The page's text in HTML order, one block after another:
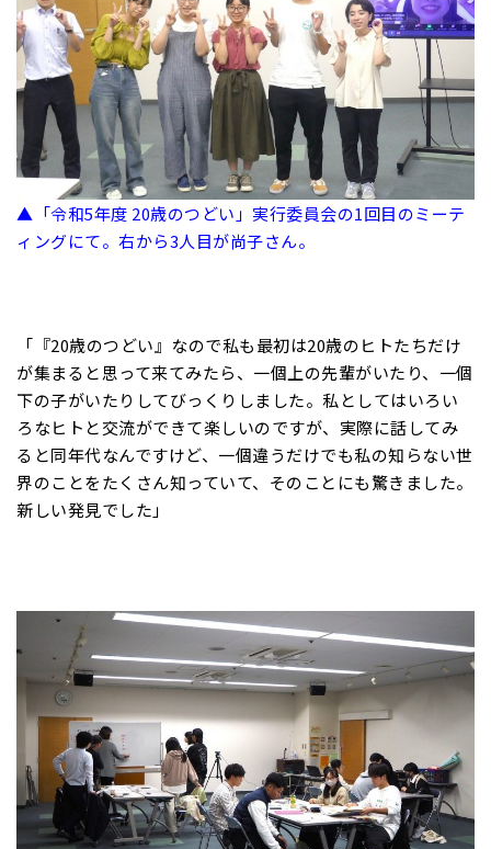
▲「令和5年度 20歳のつどい」実行委員会の1回目のミーテ
ィングにて。右から3人目が尚子さん。
「『20歳のつどい』なので私も最初は20歳のヒトたちだけ
が集まると思って来てみたら、一個上の先輩がいたり、一個
下の子がいたりしてびっくりしました。私としてはいろい
ろなヒトと交流ができて楽しいのですが、実際に話してみ
ると同年代なんですけど、一個違うだけでも私の知らない世
界のことをたくさん知っていて、そのことにも驚きました。
新しい発見でした」